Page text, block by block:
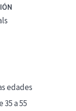
edades
35 a 55